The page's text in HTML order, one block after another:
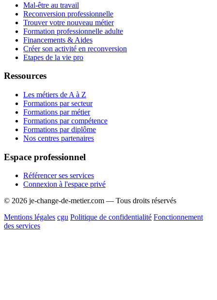
Mal-être au travail
Reconversion professionnelle
Trouver votre nouveau métier
Formation professionnelle adulte
Financements & Aides
Créer son activité en reconversion
Etapes de la vie pro
Ressources
Les métiers de A à Z
Formations par secteur
Formations par métier
Formations par compétence
Formations par diplôme
Nos centres partenaires
Espace professionnel
Référencer ses services
Connexion à l'espace privé
© 2026 je-change-de-metier.com — Tous droits réservés
Mentions légales cgu Politique de confidentialité Fonctionnement
des services